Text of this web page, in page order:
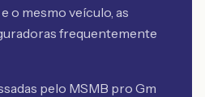
o mesmo veículo, as
frequentemente
pelo MSMB pro Gm